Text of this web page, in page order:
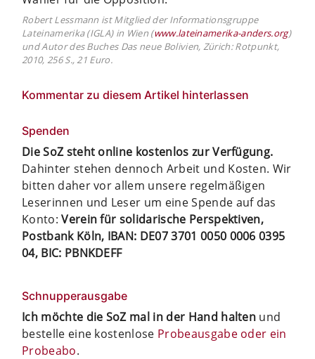
Robert Lessmann ist Mitglied der Informationsgruppe
Lateinamerika (IGLA) in Wien (www.lateinamerika-anders.org)
und Autor des Buches Das neue Bolivien, Zürich: Rotpunkt,
2010, 256 S., 21 Euro.
Kommentar zu diesem Artikel hinterlassen
Spenden
Die SoZ steht online kostenlos zur Verfügung.
Dahinter stehen dennoch Arbeit und Kosten. Wir
bitten daher vor allem unsere regelmäßigen
Leserinnen und Leser um eine Spende auf das
Konto:Verein für solidarische Perspektiven,
Postbank Köln, IBAN: DE07 3701 0050 0006 0395
04, BIC: PBNKDEFF
Schnupperausgabe
Ich möchte die SoZ mal in der Hand halten und
bestelle eine kostenlose Probeausgabe oder ein
Probeabo.